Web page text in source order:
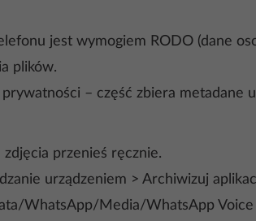
jest wymogiem RODO (dane
plików.
– część zbiera metadane
przenieś ręcznie.
urządzeniem > Archiwizuj
WhatsApp/Media/WhatsApp